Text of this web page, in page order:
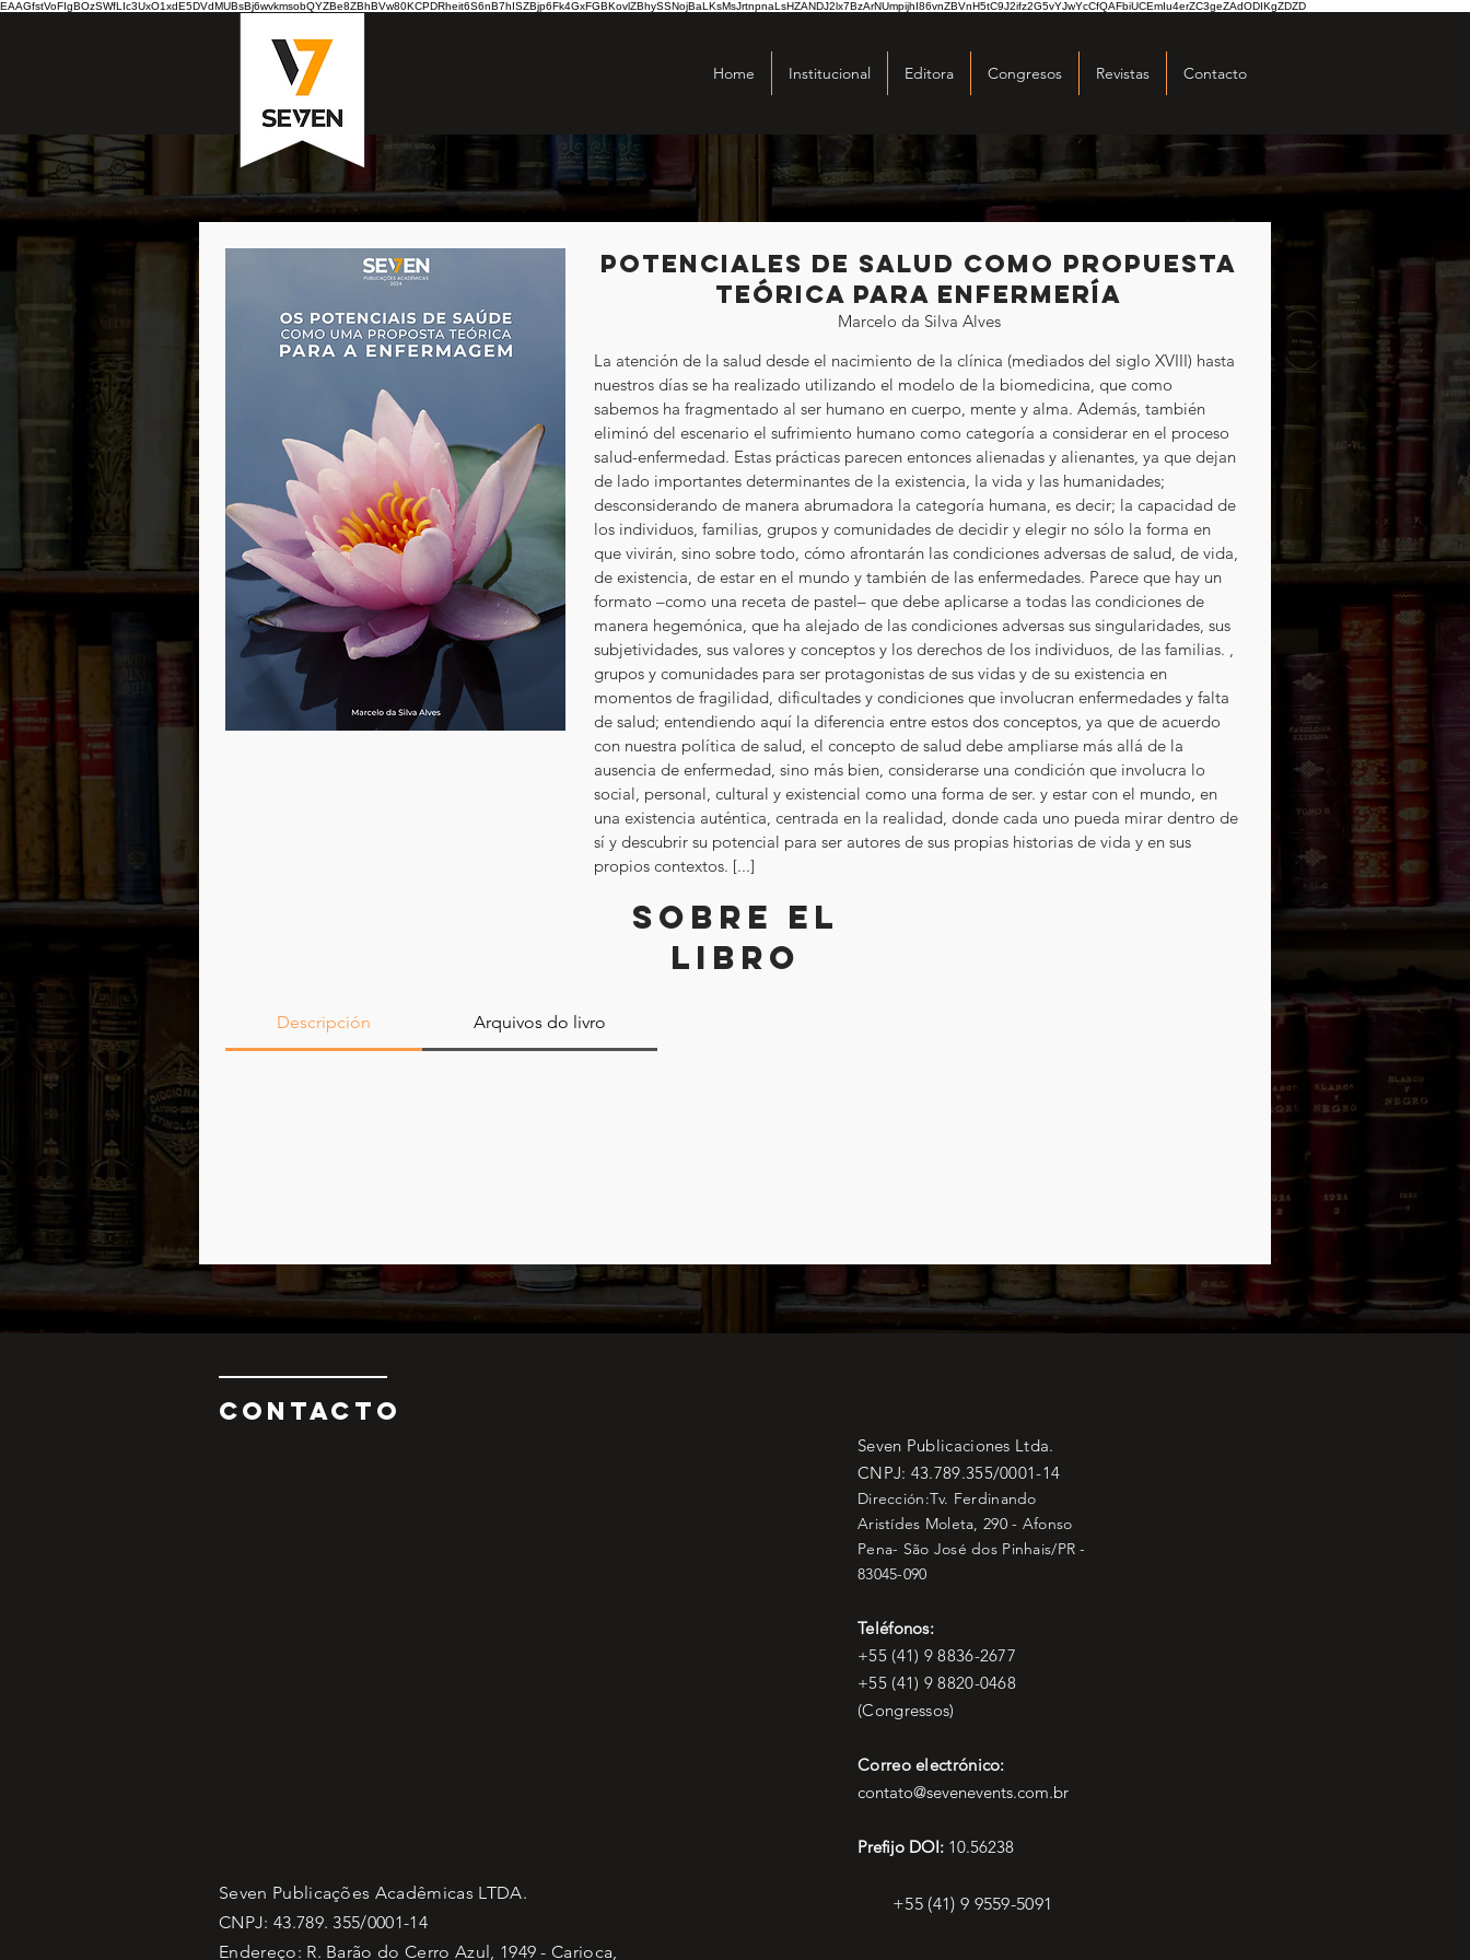
EAAGfstVoFIgBOzSWfLIc3UxO1xdE5DVdMUBsBj6wvkmsobQYZBe8ZBhBVw80KCPDRheit6S6nB7hISZBjp6Fk4GxFGBKovlZBhySSNojBaLKsMsJrtnpnaLsHZANDJ2lx7BzArNUmpijhI86vnZBVnH5tC9J2ifz2G5vYJwYcCfQAFbiUCEmIu4erZC3geZAdODIKgZDZD
Home Institucional Editora Congresos Revistas Contacto
POTENCIALES DE SALUD COMO PROPUESTA
TEÓRICA PARA ENFERMERÍA
Marcelo da Silva Alves
La atención de la salud desde el nacimiento de la clínica (mediados del siglo XVIII) hasta
nuestros días se ha realizado utilizando el modelo de la biomedicina, que como
sabemos ha fragmentado al ser humano en cuerpo, mente y alma. Además, también
eliminó del escenario el sufrimiento humano como categoría a considerar en el proceso
salud-enfermedad. Estas prácticas parecen entonces alienadas y alienantes, ya que dejan
de lado importantes determinantes de la existencia, la vida y las humanidades;
desconsiderando de manera abrumadora la categoría humana, es decir; la capacidad de
los individuos, familias, grupos y comunidades de decidir y elegir no sólo la forma en
que vivirán, sino sobre todo, cómo afrontarán las condiciones adversas de salud, de vida,
de existencia, de estar en el mundo y también de las enfermedades. Parece que hay un
formato –como una receta de pastel– que debe aplicarse a todas las condiciones de
manera hegemónica, que ha alejado de las condiciones adversas sus singularidades, sus
subjetividades, sus valores y conceptos y los derechos de los individuos, de las familias. ,
grupos y comunidades para ser protagonistas de sus vidas y de su existencia en
momentos de fragilidad, dificultades y condiciones que involucran enfermedades y falta
de salud; entendiendo aquí la diferencia entre estos dos conceptos, ya que de acuerdo
con nuestra política de salud, el concepto de salud debe ampliarse más allá de la
ausencia de enfermedad, sino más bien, considerarse una condición que involucra lo
social, personal, cultural y existencial como una forma de ser. y estar con el mundo, en
una existencia auténtica, centrada en la realidad, donde cada uno pueda mirar dentro de
sí y descubrir su potencial para ser autores de sus propias historias de vida y en sus
propios contextos. [...]
SOBRE EL
LIBRO
Descripción Arquivos do livro
CONTAcTO
Seven Publicaciones Ltda.
CNPJ: 43.789.355/0001-14
Dirección:Tv. Ferdinando
Aristídes Moleta, 290 - Afonso
Pena- São José dos Pinhais/PR -
83045-090
Teléfonos:
+55 (41) 9 8836-2677
+55 (41) 9 8820-0468
(Congressos)
Correo electrónico:
contato@sevenevents.com.br
Prefijo DOI: 10.56238
Seven Publicações Acadêmicas LTDA.
CNPJ: 43.789. 355/0001-14
Endereço: R. Barão do Cerro Azul, 1949 - Carioca,
+55 (41) 9 9559-5091